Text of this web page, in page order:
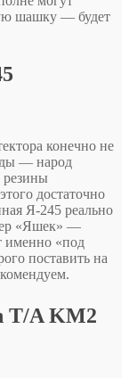
шашку — будет
конечно не
— народ
достаточно
Я-245 реально
«Яшек» —
именно «под
поставить на
T/A KM2